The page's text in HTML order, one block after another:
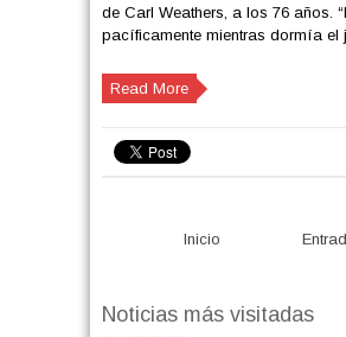
de Carl Weathers, a los 76 años.
pacíficamente mientras dormía el
Read More
Inicio
Noticias más visitadas